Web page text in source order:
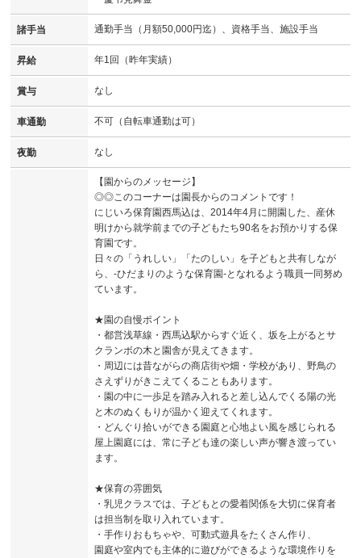
諸手当 通勤手当（月額50,000円迄）、資格手当、施設手当
昇給 年1回（昨年実績）
賞与 なし
車通勤 不可（自転車通勤は可）
夜勤 なし
【園からのメッセージ】
◎◎このコーナーは園長からのコメントです！
にじいろ保育園西馬込は、2014年4月に開園した、産休
明けから就学前までの子どもたち90名をお預かりする保
育園です。
日々の「うれしい」「たのしい」を子どもと共有しなが
ら、-ひだまりのような保育園-となれるよう職員一同努め
ています。
★園の自慢ポイント
・都営浅草線・西馬込駅からすぐ近く、坂を上がるとサ
クランボの木と園舎が見えてきます。
・周辺には昔ながらの商店街や畑・学校があり、野鳥の
さえずりがきこえてくることもあります。
・園の中に一歩足を踏み入れると差し込んでくる陽の光
と木のぬくもりが温かく迎えてくれます。
・どんぐり拾いができる園庭と心地よい風を感じられる
屋上園庭には、常に子ども達の楽しい声が響き渡ってい
ます。
★保育の雰囲気
・乳児クラスでは、子どもとの愛着関係を大切に保育者
は担当制を取り入れています。
・手作りおもちゃや、可動式遊具をたくさん作り、
園庭や室内でも主体的に遊びができるような環境作りを